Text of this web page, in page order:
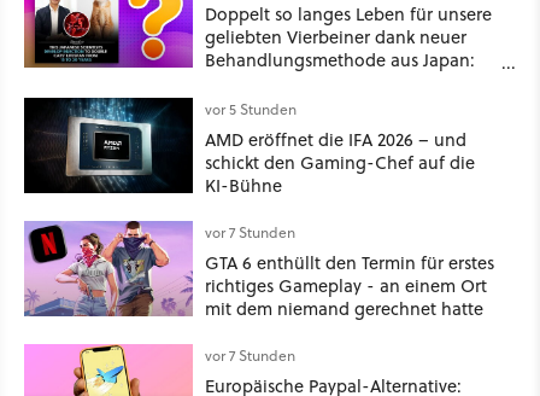
Doppelt so langes Leben für unsere
geliebten Vierbeiner dank neuer
Behandlungsmethode aus Japan:
Kommentare zeigt, dass es nicht so
einfach ist
vor 5 Stunden
AMD eröffnet die IFA 2026 – und
schickt den Gaming-Chef auf die
KI-Bühne
vor 7 Stunden
GTA 6 enthüllt den Termin für erstes
richtiges Gameplay - an einem Ort
mit dem niemand gerechnet hatte
vor 7 Stunden
Europäische Paypal-Alternative: